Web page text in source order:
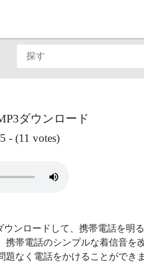
ダウンロード
- (11 votes)
ウンロードして、携帯電話を明
携帯電話のシンプルな着信音を
題なく電話をかけることができ